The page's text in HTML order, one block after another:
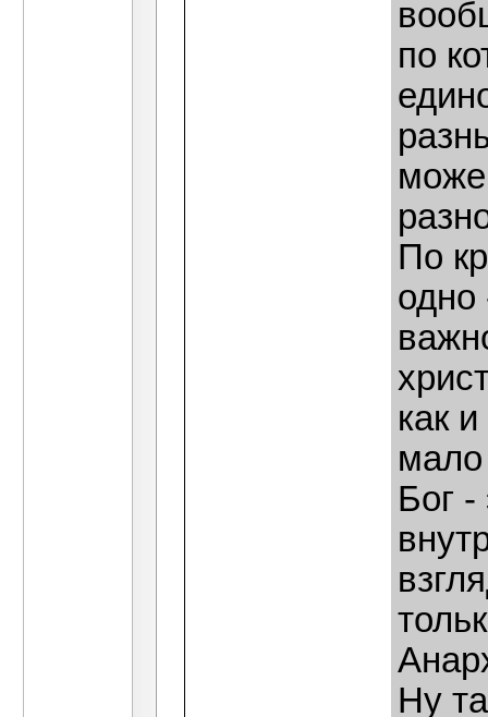
по
По
одно
как
Бог -
Ну